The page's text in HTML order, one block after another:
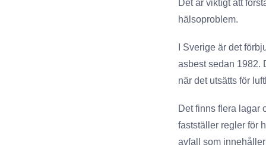
Det är viktigt att
hälsoproblem.
I Sverige är det
asbest sedan 1982.
när det utsätts för
Det finns flera lagar
fastställer regler för
avfall som